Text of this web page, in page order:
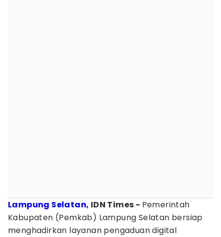
Lampung Selatan, IDN Times - Pemerintah
Kabupaten (Pemkab) Lampung Selatan bersiap
menghadirkan layanan pengaduan digital